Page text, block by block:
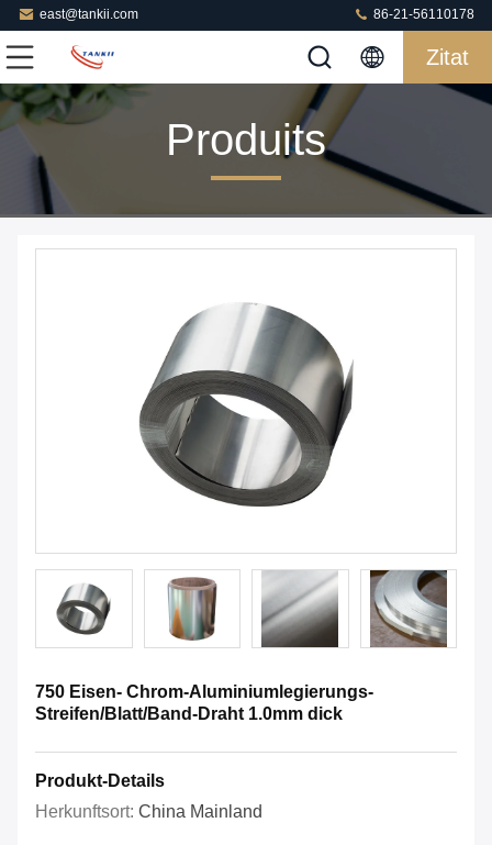
east@tankii.com 86-21-56110178
Zitat
Produits
750 Eisen- Chrom-Aluminiumlegierungs-
Streifen/Blatt/Band-Draht 1.0mm dick
Produkt-Details
Herkunftsort: China Mainland